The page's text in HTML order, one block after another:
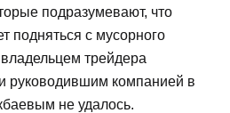
подразумевают, что
подняться с мусорного
трейдера
руководившим компанией в
не удалось.